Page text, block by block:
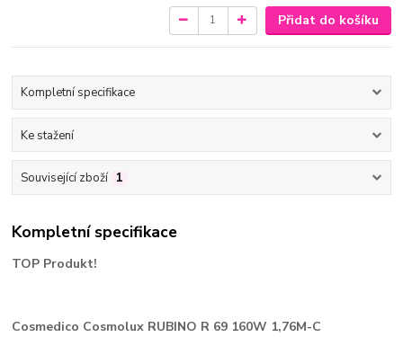
Přidat do košíku
Kompletní specifikace
Ke stažení
Související zboží 1
Kompletní specifikace
TOP Produkt!
Cosmedico Cosmolux RUBINO R 69 160W 1,76M-C